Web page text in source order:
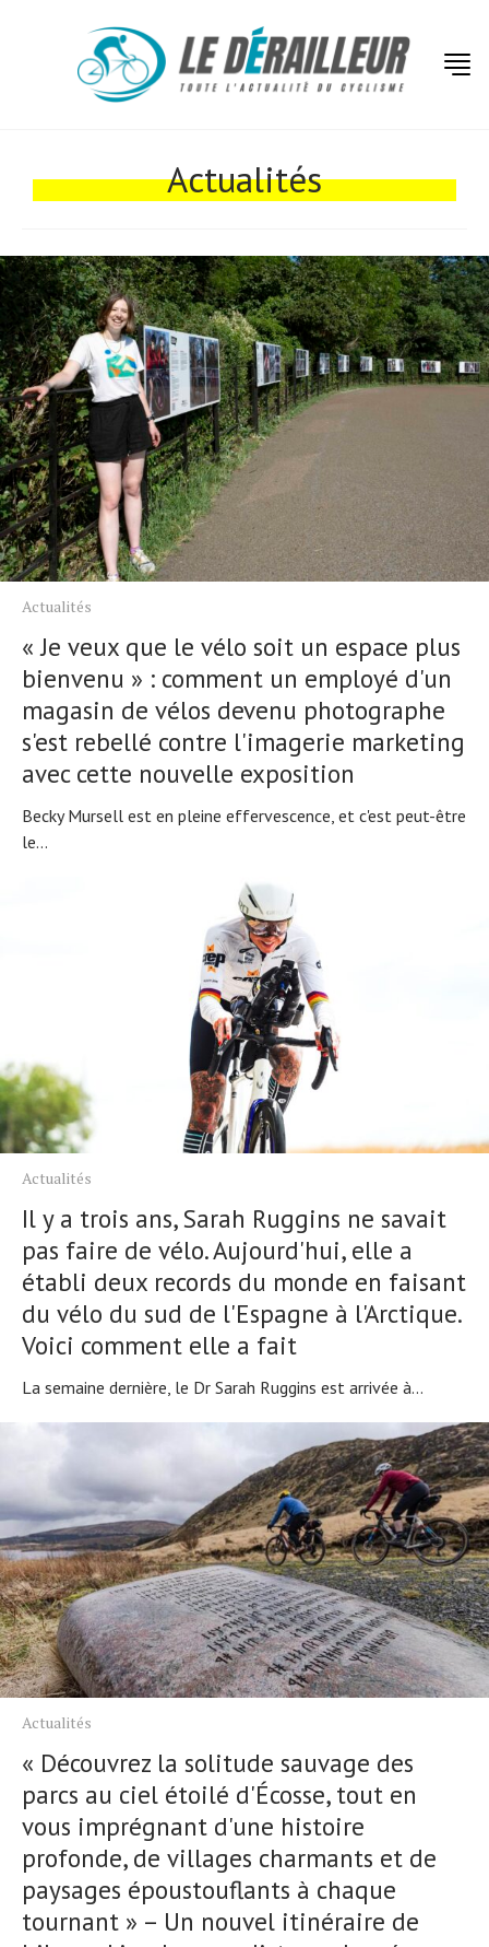
Actualités
Actualités
« Je veux que le vélo soit un espace plus
bienvenu » : comment un employé d'un
magasin de vélos devenu photographe
s'est rebellé contre l'imagerie marketing
avec cette nouvelle exposition
Becky Mursell est en pleine effervescence, et c'est peut-être
le...
Actualités
Il y a trois ans, Sarah Ruggins ne savait
pas faire de vélo. Aujourd'hui, elle a
établi deux records du monde en faisant
du vélo du sud de l'Espagne à l'Arctique.
Voici comment elle a fait
La semaine dernière, le Dr Sarah Ruggins est arrivée à...
Actualités
« Découvrez la solitude sauvage des
parcs au ciel étoilé d'Écosse, tout en
vous imprégnant d'une histoire
profonde, de villages charmants et de
paysages époustouflants à chaque
tournant » – Un nouvel itinéraire de